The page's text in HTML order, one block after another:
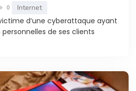
0 Internet
d’une cyberattaque ayant
de ses clients